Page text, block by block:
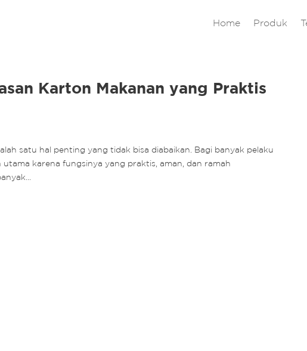
Home Produk
Karton Makanan yang Praktis
satu hal penting yang tidak bisa diabaikan. Bagi banyak pelaku
karena fungsinya yang praktis, aman, dan ramah